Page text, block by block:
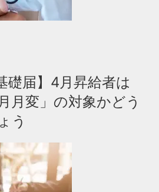
礎届】4月昇給者は
月変」の対象かどう
う